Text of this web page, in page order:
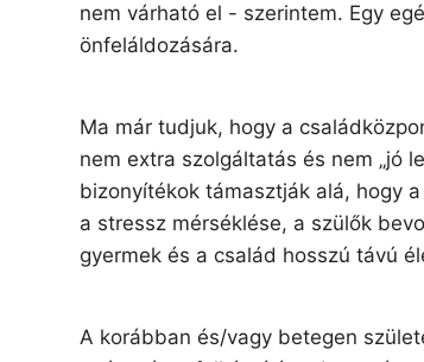
nem várható el - szerintem. Egy
önfeláldozására.
Ma már tudjuk, hogy a
nem extra szolgáltatás és nem „jó
bizonyítékok támasztják alá, hogy
a stressz mérséklése, a szülők
gyermek és a család hosszú távú
A korábban és/vagy betegen